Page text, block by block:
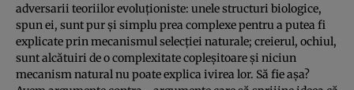
adversarii teoriilor evoluţioniste: unele structuri biologice,
spun ei, sunt pur şi simplu prea complexe pentru a putea fi
explicate prin mecanismul selecţiei naturale; creierul, ochiul,
sunt alcătuiri de o complexitate copleşitoare şi niciun
mecanism natural nu poate explica ivirea lor. Să fie aşa?